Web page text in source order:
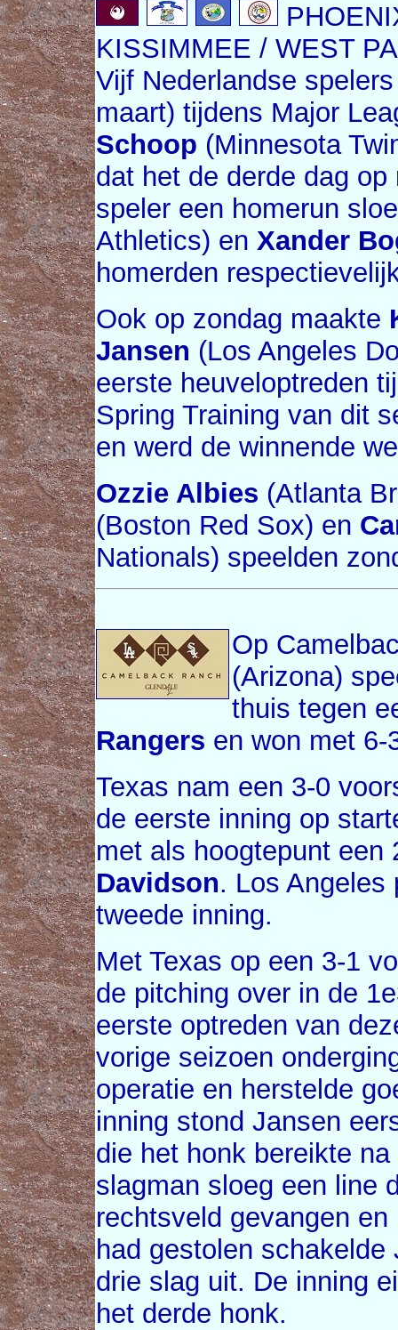
KISSIMMEE / WEST
Vijf Nederlandse
maart) tijdens Major
Schoop (Minnesota
dat het de derde dag
speler een homerun
Athletics) en Xander
homerden
Ook op zondag maakte
Jansen (Los Angeles
eerste heuveloptreden
Spring Training van dit
en werd de winnende
Ozzie Albies (Atlanta
(Boston Red Sox) en
Nationals) speelden
Op
(Arizona)
thuis tegen
Rangers en won met 6-
Texas nam een 3-0
de eerste inning op
met als hoogtepunt
Davidson. Los Angeles
tweede inning.
Met Texas op een 3-1
de pitching over in de
eerste optreden van
vorige seizoen
operatie en herstelde
inning stond Jansen
die het honk bereikte
slagman sloeg een line
rechtsveld gevangen
had gestolen
drie slag uit. De inning
het derde honk.